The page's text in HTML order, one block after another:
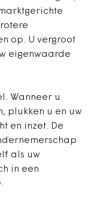
op. U vergroot
eigenwaarde
Wanneer u
plukken u en uw
en inzet. De
als uw
in een